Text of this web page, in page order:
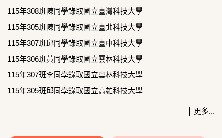
115年308班陳同學錄取國立臺灣科技大學
115年305班陳同學錄取國立臺北科技大學
115年307班邱同學錄取國立臺中科技大學
115年306班黃同學錄取國立雲林科技大學
115年307班李同學錄取國立雲林科技大學
115年305班邱同學錄取國立高雄科技大學
更多...